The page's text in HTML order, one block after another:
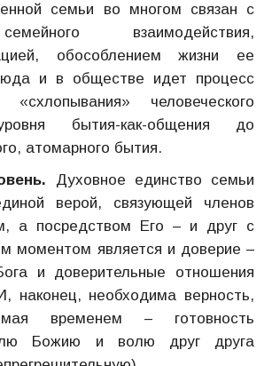
семьи во многом связан с
взаимодействия,
обособлением жизни ее
и в обществе идет процесс
«схлопывания» человеческого
бытия-как-общения до
атомарного бытия.
Духовное единство семьи
верой, связующей членов
а посредством Его – и друг с
моментом является и доверие –
и доверительные отношения
наконец, необходима верность,
временем – готовность
Божию и волю друг друга